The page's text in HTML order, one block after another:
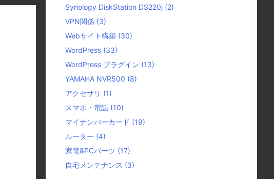
Synology DiskStation DS220j (2)
VPN関係 (3)
Webサイト構築 (30)
WordPress (33)
WordPress プラグイン (13)
YAMAHA NVR500 (8)
アクセサリ (1)
スマホ・電話 (10)
マイナンバーカード (19)
ルーター (4)
家電&PCパーツ (17)
自宅メンテナンス (3)